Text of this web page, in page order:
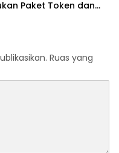
Paket Token dan
Ruas yang